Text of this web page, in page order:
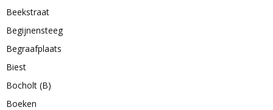
Beekstraat
Begijnensteeg
Begraafplaats
Biest
Bocholt (B)
Boeken